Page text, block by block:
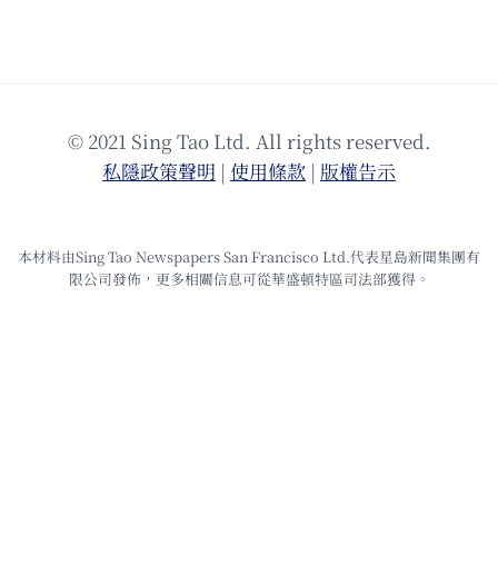
© 2021 Sing Tao Ltd. All rights reserved.
私隱政策聲明 | 使⽤條款 | 版權告⽰
本材料由Sing Tao Newspapers San Francisco Ltd.代表星島新聞集團有
限公司發佈，更多相關信息可從華盛頓特區司法部獲得。